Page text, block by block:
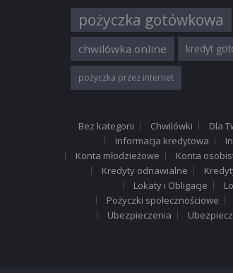
pożyczka gotówkowa
chwilówka online kredyt
pożyczka przez internet
Bez kategorii Chwilówki Dla
Informacja kredytowa
Konta młodzieżowe
Konta
Kredyty odnawialne
Lokaty i Obligacje
Pożyczki społecznościowe
Ubezpieczenia